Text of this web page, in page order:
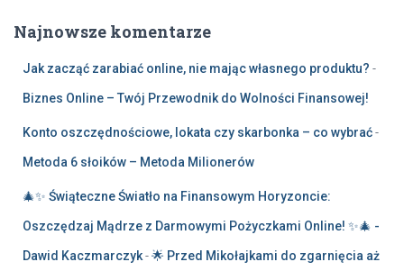
Najnowsze komentarze
Jak zacząć zarabiać online, nie mając własnego produktu? -
Biznes Online – Twój Przewodnik do Wolności Finansowej!
Konto oszczędnościowe, lokata czy skarbonka – co wybrać-
Metoda 6 słoików – Metoda Milionerów
🎄✨ Świąteczne Światło na Finansowym Horyzoncie:
Oszczędzaj Mądrze z Darmowymi Pożyczkami Online! ✨🎄 -
Dawid Kaczmarczyk-🌟 Przed Mikołajkami do zgarnięcia aż